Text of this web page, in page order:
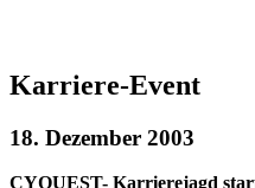
Karriere-Event
18. Dezember 2003
CYQUEST- Karrierejagd